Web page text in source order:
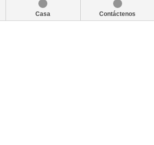
Casa Contáctenos